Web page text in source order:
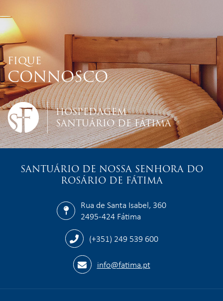
FIQUE
CONNOSCO
HOSPEDAGEM
SANTUÁRIO DE FÁTIMA
SANTUÁRIO DE NOSSA SENHORA DO
ROSÁRIO DE FÁTIMA
Rua de Santa Isabel, 360
2495-424 Fátima
(+351) 249 539 600
info@fatima.pt